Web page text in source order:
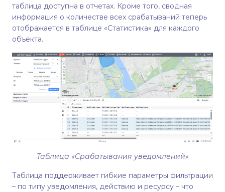
таблица доступна в отчетах. Кроме того, сводная
информация о количестве всех срабатываний теперь
отображается в таблице «Статистика» для каждого
объекта.
Таблица «Срабатывания уведомлений»
Таблица поддерживает гибкие параметры фильтрации
– по типу уведомления, действию и ресурсу – что